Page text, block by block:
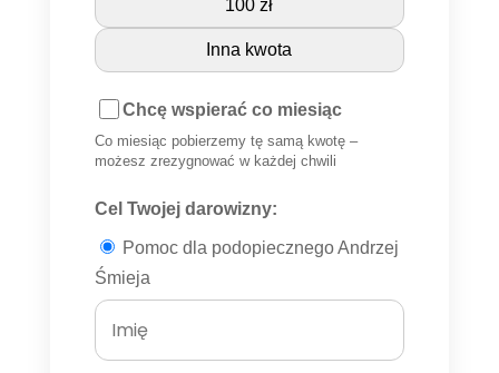
100 zł
Inna kwota
Chcę wspierać co miesiąc
Co miesiąc pobierzemy tę samą kwotę –
możesz zrezygnować w każdej chwili
Cel Twojej darowizny:
Pomoc dla podopiecznego Andrzej
Śmieja